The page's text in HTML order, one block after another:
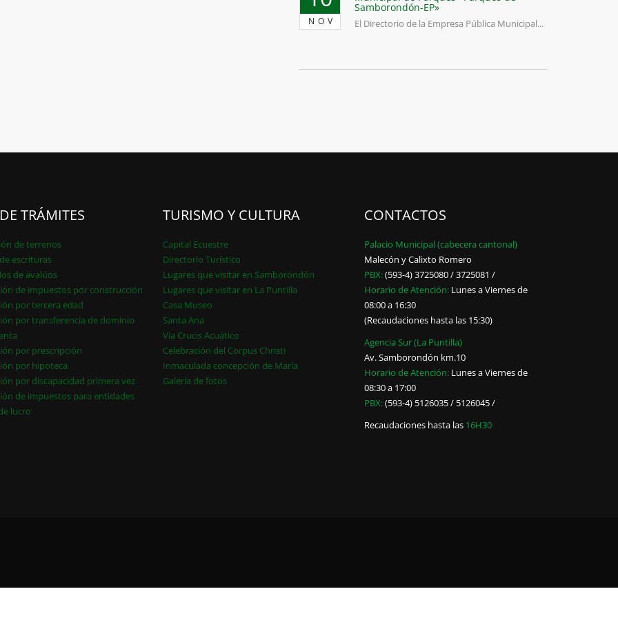
NOV
Samborondón-EP»
El Directorio de la Empresa Pública Municipal...
TRÁMITES
de terrenos
escrituras
de avalúos
de impuestos por construcción
por tercera edad
por transferencia de dominio
por prescripción
por hipoteca
por discapacidad primera vez
de impuestos para entidades
lucro
TURISMO Y CULTURA
Capital Ecuestre
Directorio Turístico
Lugares que visitar en Samborondón
Lugares que visitar en La Puntilla
Casa Museo
Santa Ana
Vía Crucis Acuático
Celebración del Corpus Christi
Inmaculada concepción de María
Galería de fotos
CONTACTOS
Palacio Municipal (cabecera cantonal)
Malecón y Calixto Romero
PBX:(593-4) 3725080 / 3725081 /
Horario de Atención:Lunes a Viernes de
08:00 a 16:30
(Recaudaciones hasta las 15:30)
Agencia Sur (La Puntilla)
Av. Samborondón km.10
Horario de Atención:Lunes a Viernes de
08:30 a 17:00
PBX:(593-4) 5126035 / 5126045 /
Recaudaciones hasta las 16H30